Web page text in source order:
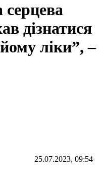
дізнатися
ліки”, –
25.07.2023, 09:54